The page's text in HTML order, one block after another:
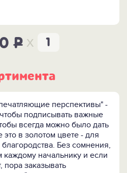
P x
перспективы" -
подписывать важные
всегда можно было дать
в золотом цвете - для
Без сомнения,
каждому начальнику и если
пора заказывать